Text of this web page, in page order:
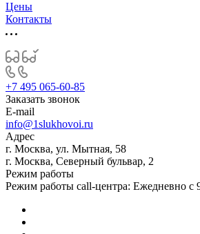
Цены
Контакты
+7 495 065-60-85
Заказать звонок
E-mail
info@1slukhovoi.ru
Адрес
г. Москва, ул. Мытная, 58
г. Москва, Северный бульвар, 2
Режим работы
Режим работы call-центра: Ежедневно с